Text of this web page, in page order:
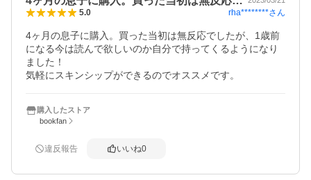
5.0 rha********さん
4ヶ月の息子に購入。買った当初は無反応でしたが、1歳前
になる今は読んで欲しいのか自分で持ってくるようになり
ました！
気軽にスキンシップができるのでオススメです。
購入したストア
bookfan
違反報告 いいね0